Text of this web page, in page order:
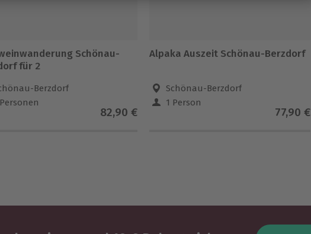
Schönau-
für 2
Berzdorf
82,90 €
Alpaka Auszeit Schönau-Berzdorf
Schönau-Berzdorf
1 Person
77,90 €